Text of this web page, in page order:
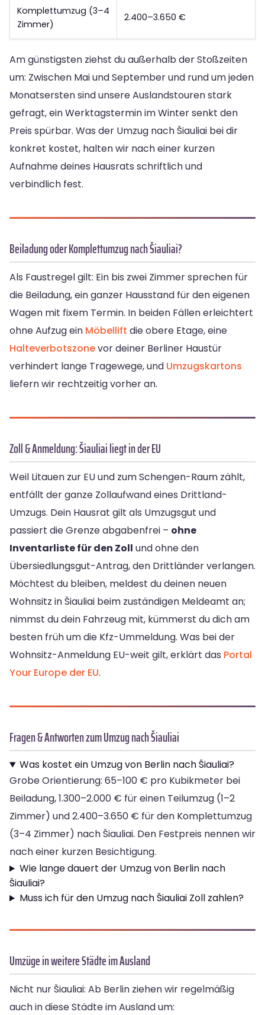
Komplettumzug (3–4
Zimmer)
2.400–3.650 €
Am günstigsten ziehst du außerhalb der Stoßzeiten
um: Zwischen Mai und September und rund um jeden
Monatsersten sind unsere Auslandstouren stark
gefragt, ein Werktagstermin im Winter senkt den
Preis spürbar. Was der Umzug nach Šiauliai bei dir
konkret kostet, halten wir nach einer kurzen
Aufnahme deines Hausrats schriftlich und
verbindlich fest.
Beiladung oder Komplettumzug nach Šiauliai?
Als Faustregel gilt: Ein bis zwei Zimmer sprechen für
die Beiladung, ein ganzer Hausstand für den eigenen
Wagen mit fixem Termin. In beiden Fällen erleichtert
ohne Aufzug ein Möbellift die obere Etage, eine
Halteverbotszonevor deiner Berliner Haustür
verhindert lange Tragewege, und Umzugskartons
liefern wir rechtzeitig vorher an.
Zoll & Anmeldung: Šiauliai liegt in der EU
Weil Litauen zur EU und zum Schengen-Raum zählt,
entfällt der ganze Zollaufwand eines Drittland-
Umzugs. Dein Hausrat gilt als Umzugsgut und
passiert die Grenze abgabenfrei – ohne
Inventarliste für den Zoll und ohne den
Übersiedlungsgut-Antrag, den Drittländer verlangen.
Möchtest du bleiben, meldest du deinen neuen
Wohnsitz in Šiauliai beim zuständigen Meldeamt an;
nimmst du dein Fahrzeug mit, kümmerst du dich am
besten früh um die Kfz-Ummeldung. Was bei der
Wohnsitz-Anmeldung EU-weit gilt, erklärt das Portal
Your Europe der EU.
Fragen & Antworten zum Umzug nach Šiauliai
Was kostet ein Umzug von Berlin nach Šiauliai?
Grobe Orientierung: 65–100 € pro Kubikmeter bei
Beiladung, 1.300–2.000 € für einen Teilumzug (1–2
Zimmer) und 2.400–3.650 € für den Komplettumzug
(3–4 Zimmer) nach Šiauliai. Den Festpreis nennen wir
nach einer kurzen Besichtigung.
Wie lange dauert der Umzug von Berlin nach
Šiauliai?
Muss ich für den Umzug nach Šiauliai Zoll zahlen?
Umzüge in weitere Städte im Ausland
Nicht nur Šiauliai: Ab Berlin ziehen wir regelmäßig
auch in diese Städte im Ausland um: